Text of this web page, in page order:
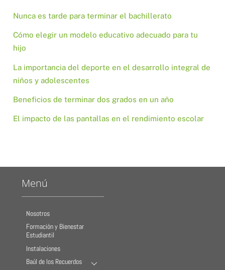
Nunca es tarde para terminar el bachillerato
Cómo elegir un modelo educativo adecuado para tu
hijo
La importancia del deporte en el desarrollo integral de
niños y adolescentes
Beneficios de terminar dos grados en un año
El impacto de las pantallas en el rendimiento escolar
Menú
Nosotros
Formación y Bienestar
Estudiantil
Instalaciones
Baúl de los Recuerdos